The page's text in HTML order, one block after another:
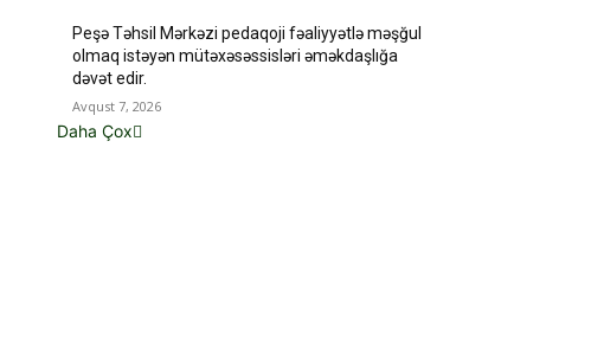
Peşə Təhsil Mərkəzi pedaqoji fəaliyyətlə məşğul
olmaq istəyən mütəxəsəssisləri əməkdaşlığa
dəvət edir.
Avqust 7, 2026
Daha Çox